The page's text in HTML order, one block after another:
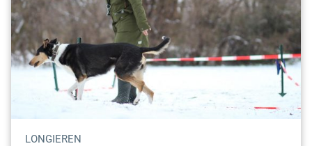
LONGIEREN